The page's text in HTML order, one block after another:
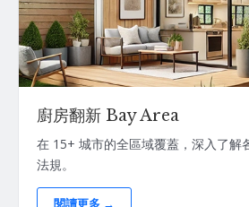
廚房翻新 Bay Area
在 15+ 城市的全區域覆蓋，深入了解
法規。
閱讀更多 →